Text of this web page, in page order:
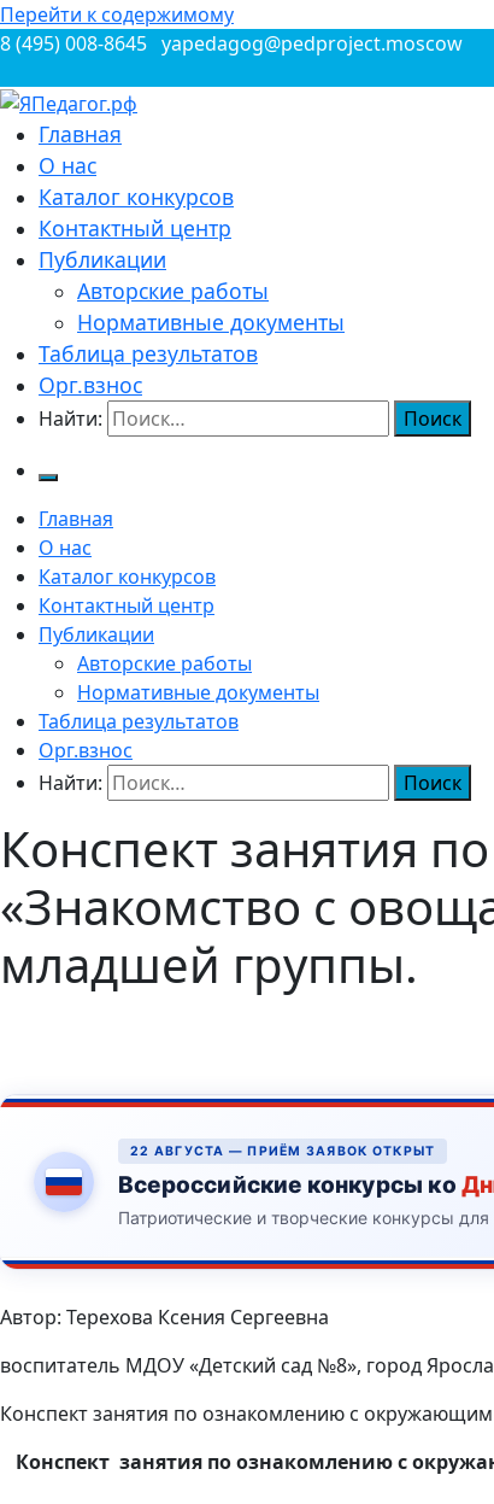
Перейти к содержимому
8 (495) 008-8645 yapedagog@pedproject.moscow
ЯПедагог.рф
Всероссийские конкурсы для педагогов
Главная
О нас
Каталог конкурсов
Контактный центр
Публикации
Авторские работы
Нормативные документы
Таблица результатов
Орг.взнос
Найти:
Главная
О нас
Каталог конкурсов
Контактный центр
Публикации
Авторские работы
Нормативные документы
Таблица результатов
Орг.взнос
Найти:
Конспект занятия
«Знакомство с
младшей группы.
22 АВГУСТА — ПРИЁМ ЗАЯВОК ОТКРЫТ
Всероссийские конкурсы ко
Патриотические и творческие конкурсы
Автор: Терехова Ксения Сергеевна
воспитатель МДОУ «Детский сад №8», город
Конспект занятия по ознакомлению с
Конспект занятия по ознакомлению с